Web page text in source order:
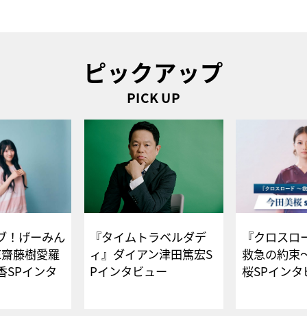
ピックアップ
PICK UP
！げーみん
藤樹愛羅
SPインタ
『タイムトラベルダデ
ィ』ダイアン津田篤宏S
Pインタビュー
『クロス
救急の約束
桜SPイ